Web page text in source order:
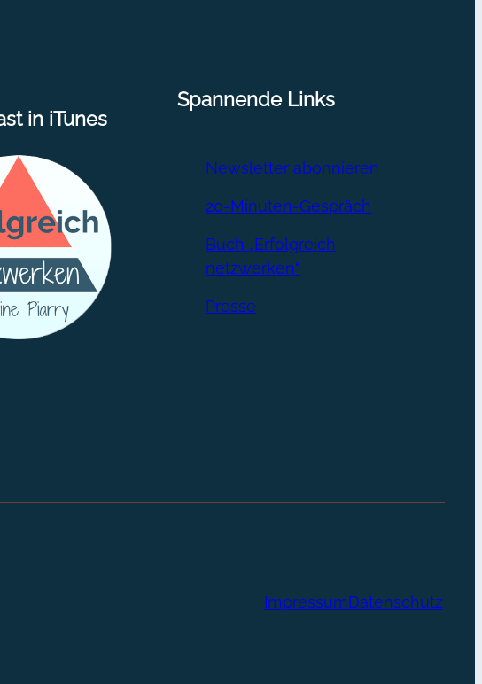
in iTunes
Spannende Links
Newsletter abonnieren
20-Minuten-Gespräch
Buch „Erfolgreich
netzwerken“
Presse
ImpressumDatenschutz